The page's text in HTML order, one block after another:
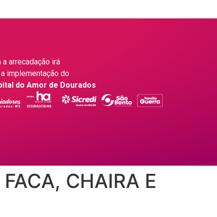
a arrecadação irá
implementação do
do Amor de Dourados
CHAIRA E